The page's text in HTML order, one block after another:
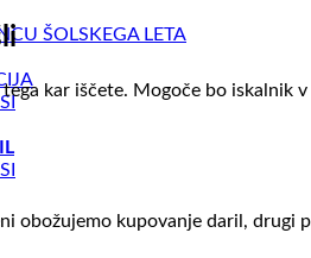
ŠOLSKEGA LETA
kar iščete. Mogoče bo iskalnik
obožujemo kupovanje daril, drugi